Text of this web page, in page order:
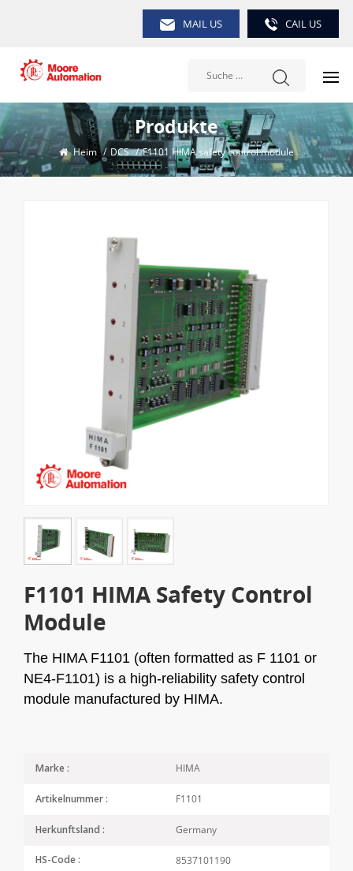
MAIL US CAIL US
Produkte
Heim / DCS / F1101 HIMA safety control module
F1101 HIMA Safety Control
Module
The HIMA F1101 (often formatted as F 1101 or
NE4-F1101) is a high-reliability safety control
module manufactured by HIMA.
Marke : HIMA
Artikelnummer : F1101
Herkunftsland : Germany
HS-Code : 8537101190